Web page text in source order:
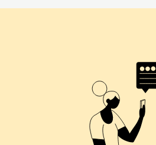
365 dagar 90 dagar